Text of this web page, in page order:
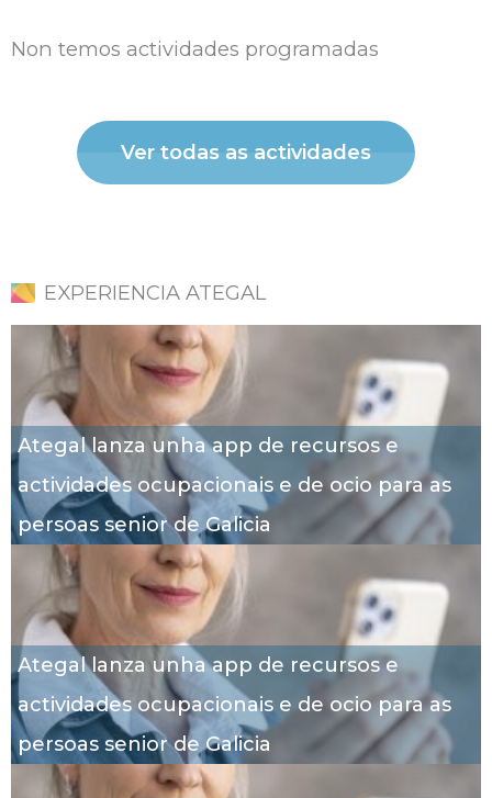
Non temos actividades programadas
Ver todas as actividades
EXPERIENCIA ATEGAL
Ategal lanza unha app de recursos e
actividades ocupacionais e de ocio para as
persoas senior de Galicia
Ategal lanza unha app de recursos e
actividades ocupacionais e de ocio para as
persoas senior de Galicia